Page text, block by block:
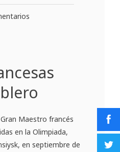
Maestro francés
en la Olimpiada,
en septiembre de